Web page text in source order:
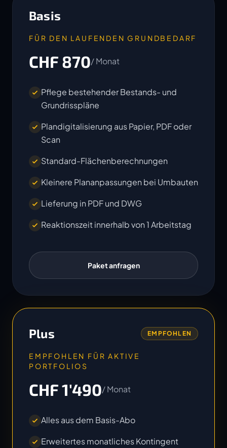
Basis
FÜR DEN LAUFENDEN GRUNDBEDARF
CHF 870/ Monat
Pflege bestehender Bestands- und
Grundrisspläne
Plandigitalisierung aus Papier, PDF oder
Scan
Standard-Flächenberechnungen
Kleinere Plananpassungen bei Umbauten
Lieferung in PDF und DWG
Reaktionszeit innerhalb von 1 Arbeitstag
Paket anfragen
Plus EMPFOHLEN
EMPFOHLEN FÜR AKTIVE
PORTFOLIOS
CHF 1'490/ Monat
Alles aus dem Basis-Abo
Erweitertes monatliches Kontingent